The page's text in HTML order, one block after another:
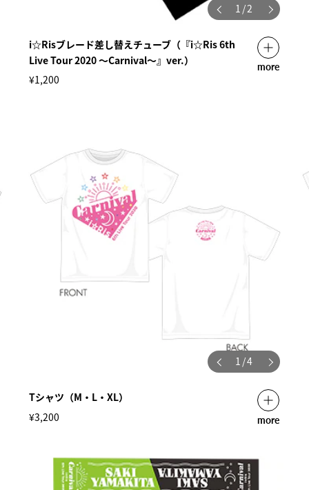
1 /2
i☆Risブレード差し替えチューブ（『i☆Ris 6th
Live Tour 2020 ～Carnival～』ver.）
¥1,200
more
1 /4
Tシャツ（M・L・XL）
¥3,200
more